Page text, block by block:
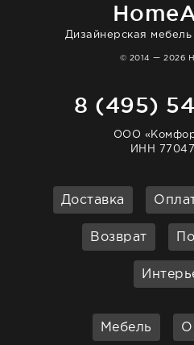
Дизайнерская
© 2014 — 2026
8 (495)
ООО
ИНН
Доставка
Возврат
Мебель